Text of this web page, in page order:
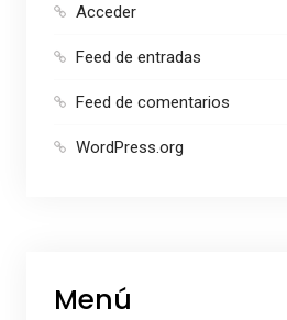
Acceder
Feed de entradas
Feed de comentarios
WordPress.org
Menú